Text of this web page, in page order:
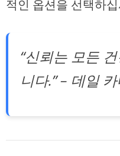
적인 옵션을 선택하
“신뢰는 모든
니다.” – 데일